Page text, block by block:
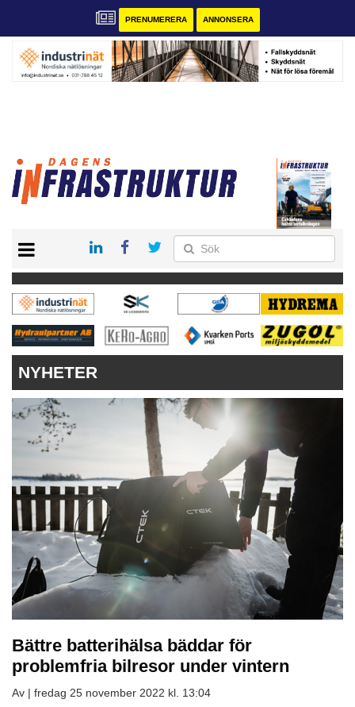
PRENUMERERA ANNONSERA
KONTAKT
VÅRA ANDRA MAGASIN
PRENUMERERA
ANNONSERA
NYHETER
Bättre batterihälsa bäddar för
problemfria bilresor under vintern
Av | fredag 25 november 2022 kl. 13:04